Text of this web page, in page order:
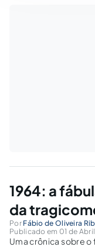
1964: a
da
Por Fábio de Oliveira
Publicado em 01 de
Uma crônica sobre